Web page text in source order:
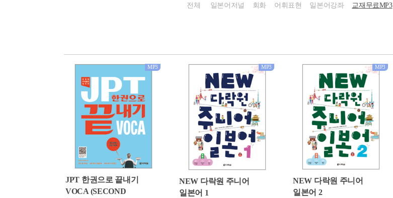
전체 일본어저널 회화 어휘표현 일본어강좌 교재무료MP3
MP3
JPT 한권으로 끝내기
VOCA (SECOND
MP3
NEW 다락원 주니어
일본어 1
MP3
NEW 다락원 주니어
일본어 2